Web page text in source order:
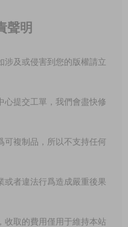
聲明
及或侵害到您的版權請立
提交工單，我們會盡快修
複制品，所以不支持任何
者違法行爲造成嚴重後果
取的費用僅用于維持本站